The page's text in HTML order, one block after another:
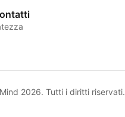
2026. Tutti i diritti riservati.